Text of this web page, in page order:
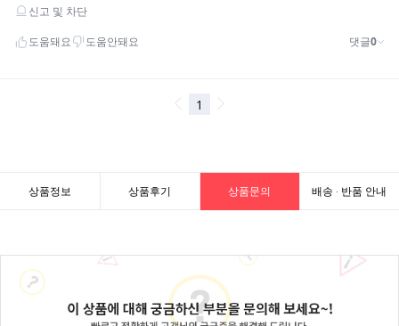
상품정보 상품후기 상품문의 배송 · 반품 안내